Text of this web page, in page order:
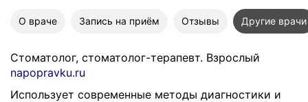
О враче Запись на приём Отзывы Другие врачи
Стоматолог, стоматолог-терапевт. Взрослый
napopravku.ru
Использует современные методы диагностики и